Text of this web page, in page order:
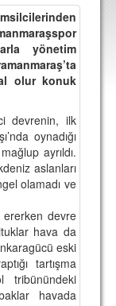
yönetim
olur konuk
devrenin, ilk
oynadığı
ayrıldı.
aslanları
olamadı ve
ererken devre
hava da
eski
tartışma
tribünündeki
havada